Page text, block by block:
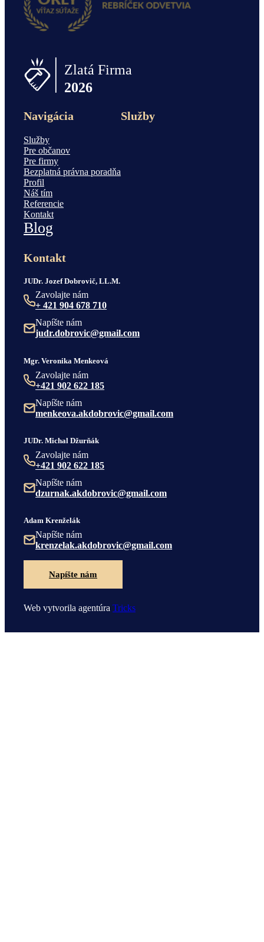
Navigácia
Služby
Pre občanov
Pre firmy
Bezplatná právna poradňa
Profil
Náš tím
Referencie
Kontakt
Blog
Služby
Kontakt
JUDr. Jozef Dobrovič, LL.M.
Zavolajte nám
+ 421 904 678 710
Napíšte nám
judr.dobrovic@gmail.com
Mgr. Veronika Menkeová
Zavolajte nám
+421 902 622 185
Napíšte nám
menkeova.akdobrovic@gmail.com
JUDr. Michal Džurňák
Zavolajte nám
+421 902 622 185
Napíšte nám
dzurnak.akdobrovic@gmail.com
Adam Krenželák
Napíšte nám
krenzelak.akdobrovic@gmail.com
Napíšte nám
Web vytvorila agentúra Tricks